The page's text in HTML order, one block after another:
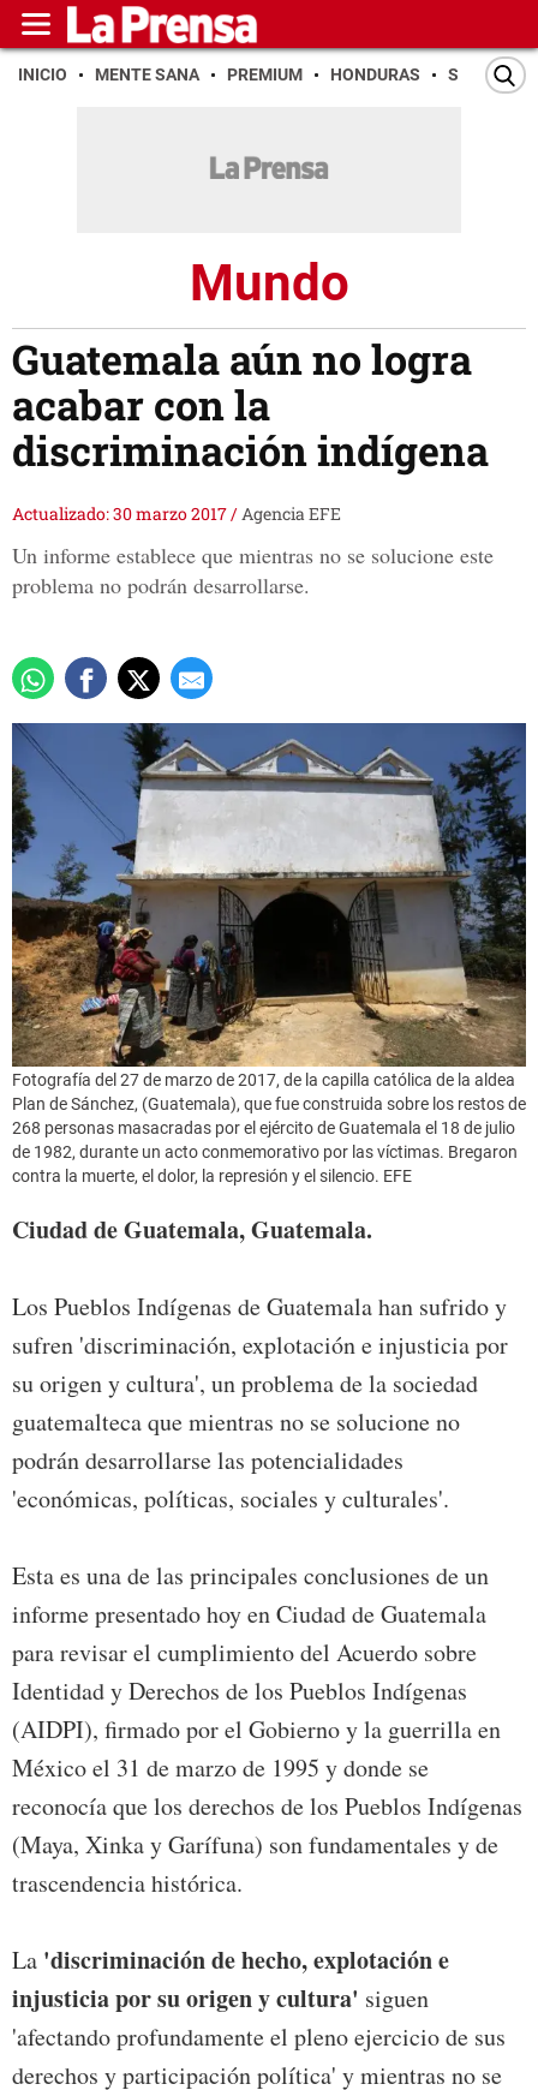
INICIO MENTE SANA PREMIUM HONDURAS SAN PEDRO
Mundo
Guatemala aún no logra
acabar con la
discriminación indígena
Actualizado: 30 marzo 2017/Agencia EFE
Un informe establece que mientras no se solucione este
problema no podrán desarrollarse.
Fotografía del 27 de marzo de 2017, de la capilla católica de la aldea
Plan de Sánchez, (Guatemala), que fue construida sobre los restos de
268 personas masacradas por el ejército de Guatemala el 18 de julio
de 1982, durante un acto conmemorativo por las víctimas. Bregaron
contra la muerte, el dolor, la represión y el silencio. EFE
Ciudad de Guatemala, Guatemala.
Los Pueblos Indígenas de Guatemala han sufrido y
sufren 'discriminación, explotación e injusticia por
su origen y cultura', un problema de la sociedad
guatemalteca que mientras no se solucione no
podrán desarrollarse las potencialidades
'económicas, políticas, sociales y culturales'.
Esta es una de las principales conclusiones de un
informe presentado hoy en Ciudad de Guatemala
para revisar el cumplimiento del Acuerdo sobre
Identidad y Derechos de los Pueblos Indígenas
(AIDPI), firmado por el Gobierno y la guerrilla en
México el 31 de marzo de 1995 y donde se
reconocía que los derechos de los Pueblos Indígenas
(Maya, Xinka y Garífuna) son fundamentales y de
trascendencia histórica.
La 'discriminación de hecho, explotación e
injusticia por su origen y cultura' siguen
'afectando profundamente el pleno ejercicio de sus
derechos y participación política' y mientras no se